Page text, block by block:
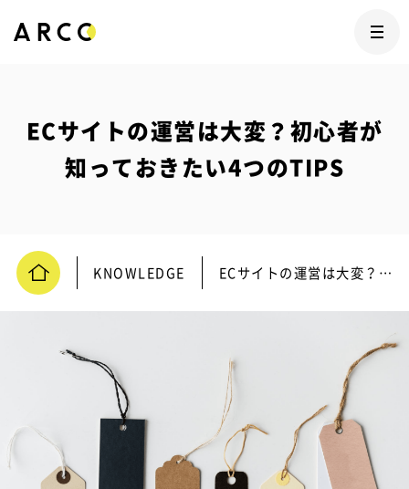
ECサイトの運営は大変？初心者が
知っておきたい4つのTIPS
KNOWLEDGE ECサイトの運営は大変？初心者が知っておきたい4つのTIPS